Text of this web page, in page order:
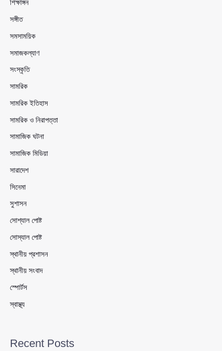
শিক্ষাঙ্গন
সঙ্গীত
সমসাময়িক
সমাজকল্যাণ
সংস্কৃতি
সামরিক
সামরিক ইতিহাস
সামরিক ও নিরাপত্তা
সামাজিক ঘটনা
সামাজিক মিডিয়া
সারাদেশ
সিনেমা
সুশাসন
সোশ্যাল পোষ্ট
সোস্যাল পোষ্ট
স্থানীয় প্রশাসন
স্থানীয় সংবাদ
স্পোর্টস
স্বাস্থ্য
Recent Posts